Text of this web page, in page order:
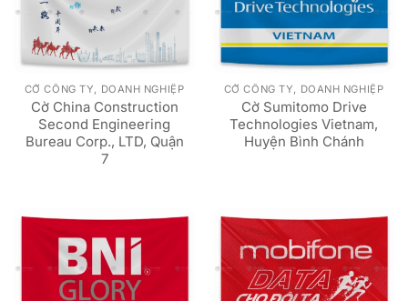
CỜ CÔNG TY, DOANH NGHIỆP
Cờ China Construction
Second Engineering
Bureau Corp., LTD, Quận
7
CỜ CÔNG TY, DOANH NGHIỆP
Cờ Sumitomo Drive
Technologies Vietnam,
Huyện Bình Chánh